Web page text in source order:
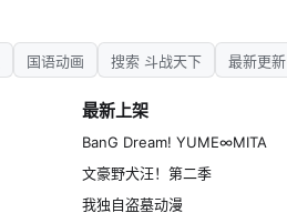
国语动画 搜索 斗战天下 最新更新
最新上架
BanG Dream! YUME∞MITA
文豪野犬汪！第二季
我独自盗墓动漫